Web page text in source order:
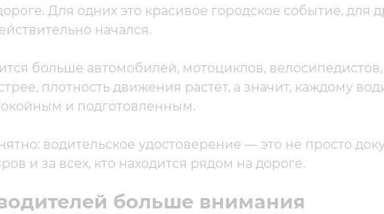
Для одних это красивое городское событие, для
начался.
больше автомобилей, мотоциклов, велосипедистов,
плотность движения растёт, а значит, каждому
и подготовленным.
водительское удостоверение — это не просто
и за всех, кто находится рядом на дороге.
больше внимания